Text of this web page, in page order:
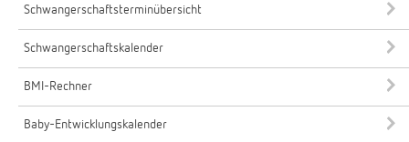
Schwangerschaftsterminübersicht
Schwangerschaftskalender
BMI-Rechner
Baby-Entwicklungskalender